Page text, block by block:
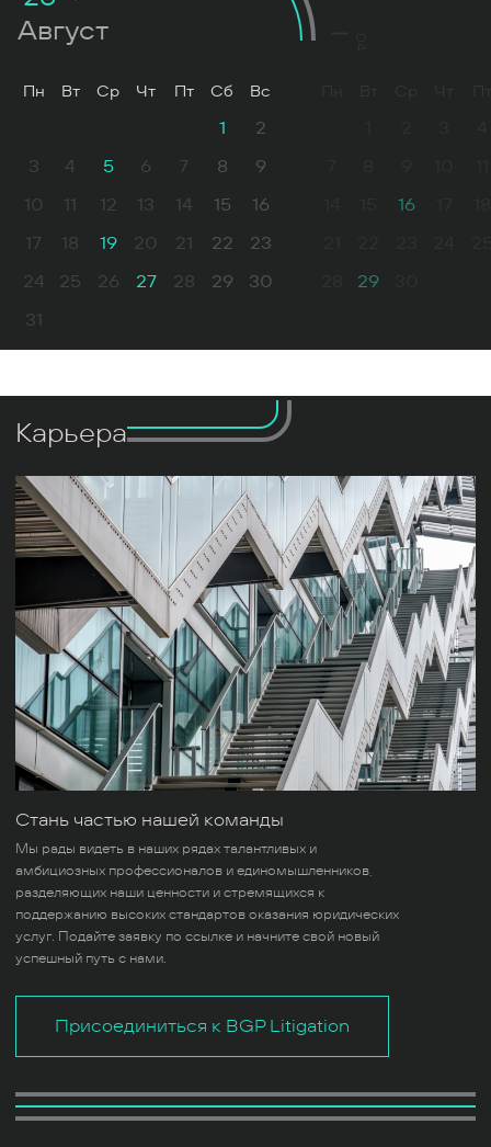
Август
Пн Вт Ср Чт Пт Сб Вс
1
2
3
4 5 6 7 8
9
10
11 12 13 14 15
16
17
18 19 20 21 22
23
24
25 26 27 28 29
30
31
16
29
Карьера
Стань частью нашей команды
Мы рады видеть в наших рядах талантливых и
амбициозных профессионалов и единомышленников,
разделяющих наши ценности и стремящихся к
поддержанию высоких стандартов оказания юридических
услуг. Подайте заявку по ссылке и начните свой новый
успешный путь с нами.
Присоединиться к BGP Litigation